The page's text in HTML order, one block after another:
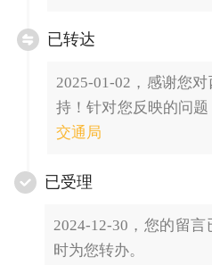
已转达
2025-01-02，感谢您
持！针对您反映的问题
交通局
已受理
2024-12-30，您的留
时为您转办。